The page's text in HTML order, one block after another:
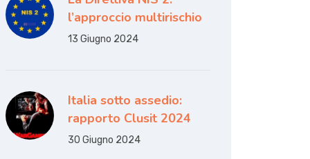
l’approccio multirischio
13 Giugno 2024
Italia sotto assedio:
rapporto Clusit 2024
30 Giugno 2024